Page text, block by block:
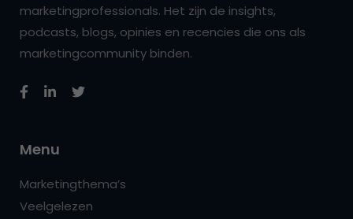
marketingprofessionals. Het zijn de insights,
podcasts, blogs, opinies en recencies die ons als
marketingcommunity binden.
Menu
Marketingthema’s
Veelgelezen